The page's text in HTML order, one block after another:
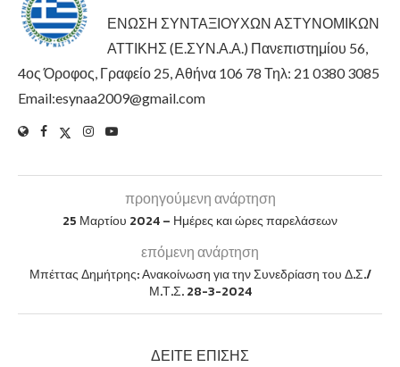
ΕΝΩΣΗ ΣΥΝΤΑΞΙΟΥΧΩΝ ΑΣΤΥΝΟΜΙΚΩΝ
ΑΤΤΙΚΗΣ (Ε.ΣΥΝ.Α.Α.) Πανεπιστημίου 56,
4ος Όροφος, Γραφείο 25, Αθήνα 106 78 Τηλ: 21 0380 3085
Email:esynaa2009@gmail.com
προηγούμενη ανάρτηση
25 Μαρτίου 2024 – Ημέρες και ώρες παρελάσεων
επόμενη ανάρτηση
Μπέττας Δημήτρης: Ανακοίνωση για την Συνεδρίαση του Δ.Σ./
Μ.Τ.Σ. 28-3-2024
ΔΕΊΤΕ ΕΠΊΣΗΣ